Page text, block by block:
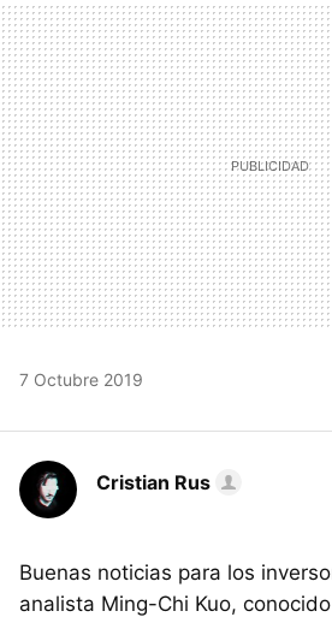
7 Octubre 2019
Cristian Rus
Buenas noticias para los
analista Ming-Chi Kuo,